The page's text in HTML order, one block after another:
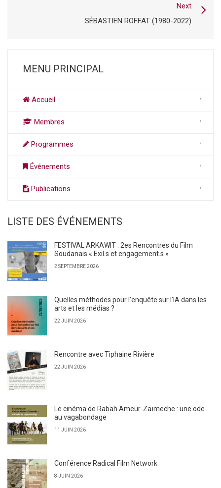
Next
SÉBASTIEN ROFFAT (1980-2022)
MENU PRINCIPAL
Accueil
Membres
Programmes
Événements
Publications
LISTE DES ÉVÉNEMENTS
FESTIVAL ARKAWIT : 2es Rencontres du Film
Soudanais « Exil.s et engagement.s »
2 SEPTEMBRE 2026
Quelles méthodes pour l’enquête sur l’IA dans les
arts et les médias ?
22 JUIN 2026
Rencontre avec Tiphaine Rivière
22 JUIN 2026
Le cinéma de Rabah Ameur-Zaïmeche : une ode
au vagabondage
11 JUIN 2026
Conférence Radical Film Network
8 JUIN 2026